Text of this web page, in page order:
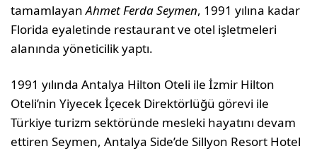
tamamlayanAhmet Ferda Seymen, 1991 yılına kadar
Florida eyaletinde restaurant ve otel işletmeleri
alanında yöneticilik yaptı.
1991 yılında Antalya Hilton Oteli ile İzmir Hilton
Oteli’nin Yiyecek İçecek Direktörlüğü görevi ile
Türkiye turizm sektöründe mesleki hayatını devam
ettiren Seymen, Antalya Side’de Sillyon Resort Hotel